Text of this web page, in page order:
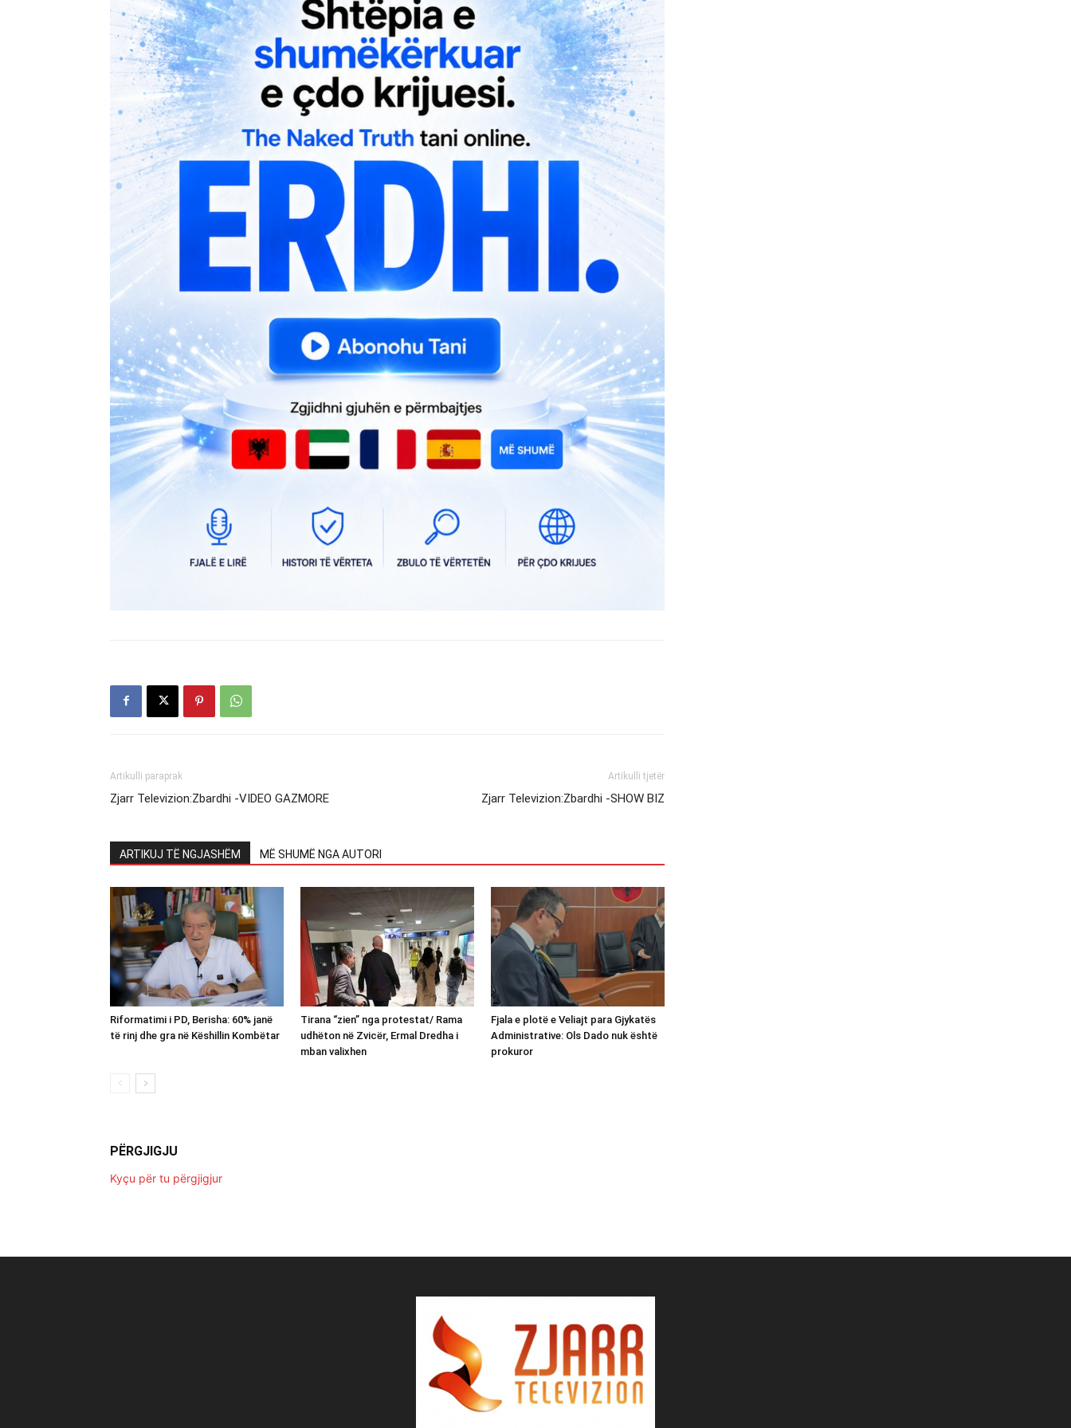
Artikulli paraprak
Zjarr Televizion:Zbardhi -VIDEO GAZMORE
Artikulli tjetër
Zjarr Televizion:Zbardhi -SHOW BIZ
ARTIKUJ TË NGJASHËM MË SHUMË NGA AUTORI
Riformatimi i PD, Berisha: 60% janë
të rinj dhe gra në Këshillin Kombëtar
Tirana “zien” nga protestat/ Rama
udhëton në Zvicër, Ermal Dredha i
mban valixhen
Fjala e plotë e Veliajt para Gjykatës
Administrative: Ols Dado nuk është
prokuror
PËRGJIGJU
Kyçu për tu përgjigjur